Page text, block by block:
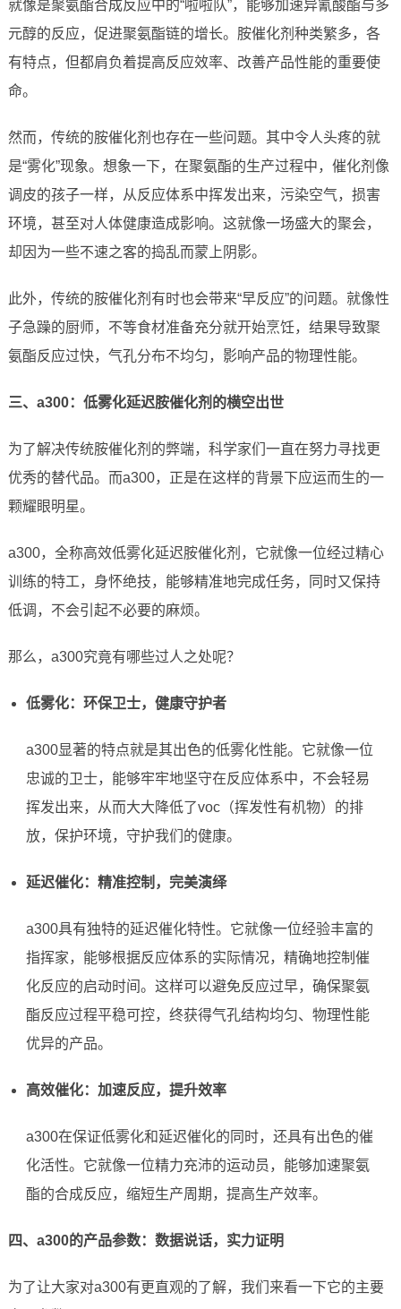
就像是聚氨酯合成反应中的“啦啦队”，能够加速异氰酸酯与多
元醇的反应，促进聚氨酯链的增长。胺催化剂种类繁多，各
有特点，但都肩负着提高反应效率、改善产品性能的重要使
命。
然而，传统的胺催化剂也存在一些问题。其中令人头疼的就
是“雾化”现象。想象一下，在聚氨酯的生产过程中，催化剂像
调皮的孩子一样，从反应体系中挥发出来，污染空气，损害
环境，甚至对人体健康造成影响。这就像一场盛大的聚会，
却因为一些不速之客的捣乱而蒙上阴影。
此外，传统的胺催化剂有时也会带来“早反应”的问题。就像性
子急躁的厨师，不等食材准备充分就开始烹饪，结果导致聚
氨酯反应过快，气孔分布不均匀，影响产品的物理性能。
三、a300：低雾化延迟胺催化剂的横空出世
为了解决传统胺催化剂的弊端，科学家们一直在努力寻找更
优秀的替代品。而a300，正是在这样的背景下应运而生的一
颗耀眼明星。
a300，全称高效低雾化延迟胺催化剂，它就像一位经过精心
训练的特工，身怀绝技，能够精准地完成任务，同时又保持
低调，不会引起不必要的麻烦。
那么，a300究竟有哪些过人之处呢？
低雾化：环保卫士，健康守护者
a300显著的特点就是其出色的低雾化性能。它就像一位
忠诚的卫士，能够牢牢地坚守在反应体系中，不会轻易
挥发出来，从而大大降低了voc（挥发性有机物）的排
放，保护环境，守护我们的健康。
延迟催化：精准控制，完美演绎
a300具有独特的延迟催化特性。它就像一位经验丰富的
指挥家，能够根据反应体系的实际情况，精确地控制催
化反应的启动时间。这样可以避免反应过早，确保聚氨
酯反应过程平稳可控，终获得气孔结构均匀、物理性能
优异的产品。
高效催化：加速反应，提升效率
a300在保证低雾化和延迟催化的同时，还具有出色的催
化活性。它就像一位精力充沛的运动员，能够加速聚氨
酯的合成反应，缩短生产周期，提高生产效率。
四、a300的产品参数：数据说话，实力证明
为了让大家对a300有更直观的了解，我们来看一下它的主要